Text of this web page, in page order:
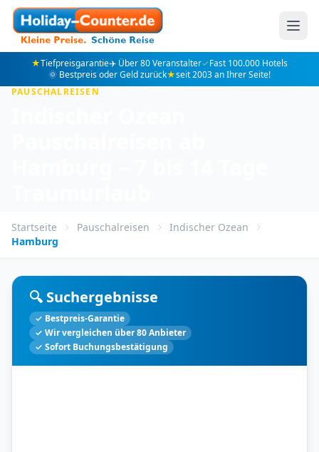
★Tiefpreisgarantie✈️ Über 80 Veranstalter✓Fast 100.000 Hotels
🌞 Bestpreis oder Geld zurück★seit 2003 an Ihrer Seite!
PAUSCHALREISEN
Startseite Pauschalreisen
Indischer Ozean
Hamburg
🔍 Suchergebnisse
✓ Bestpreis-Garantie
✓ Wir vergleichen über 80 Anbieter
✓ Sofort Buchungsbestätigung